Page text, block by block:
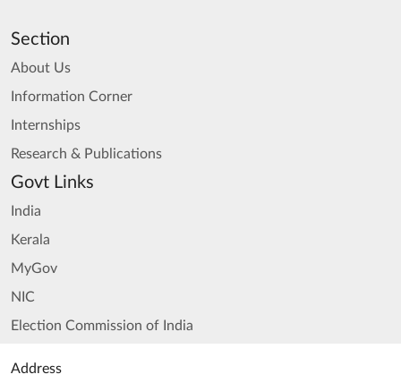
Section
About Us
Information Corner
Internships
Research & Publications
Govt Links
India
Kerala
MyGov
NIC
Election Commission of India
Address